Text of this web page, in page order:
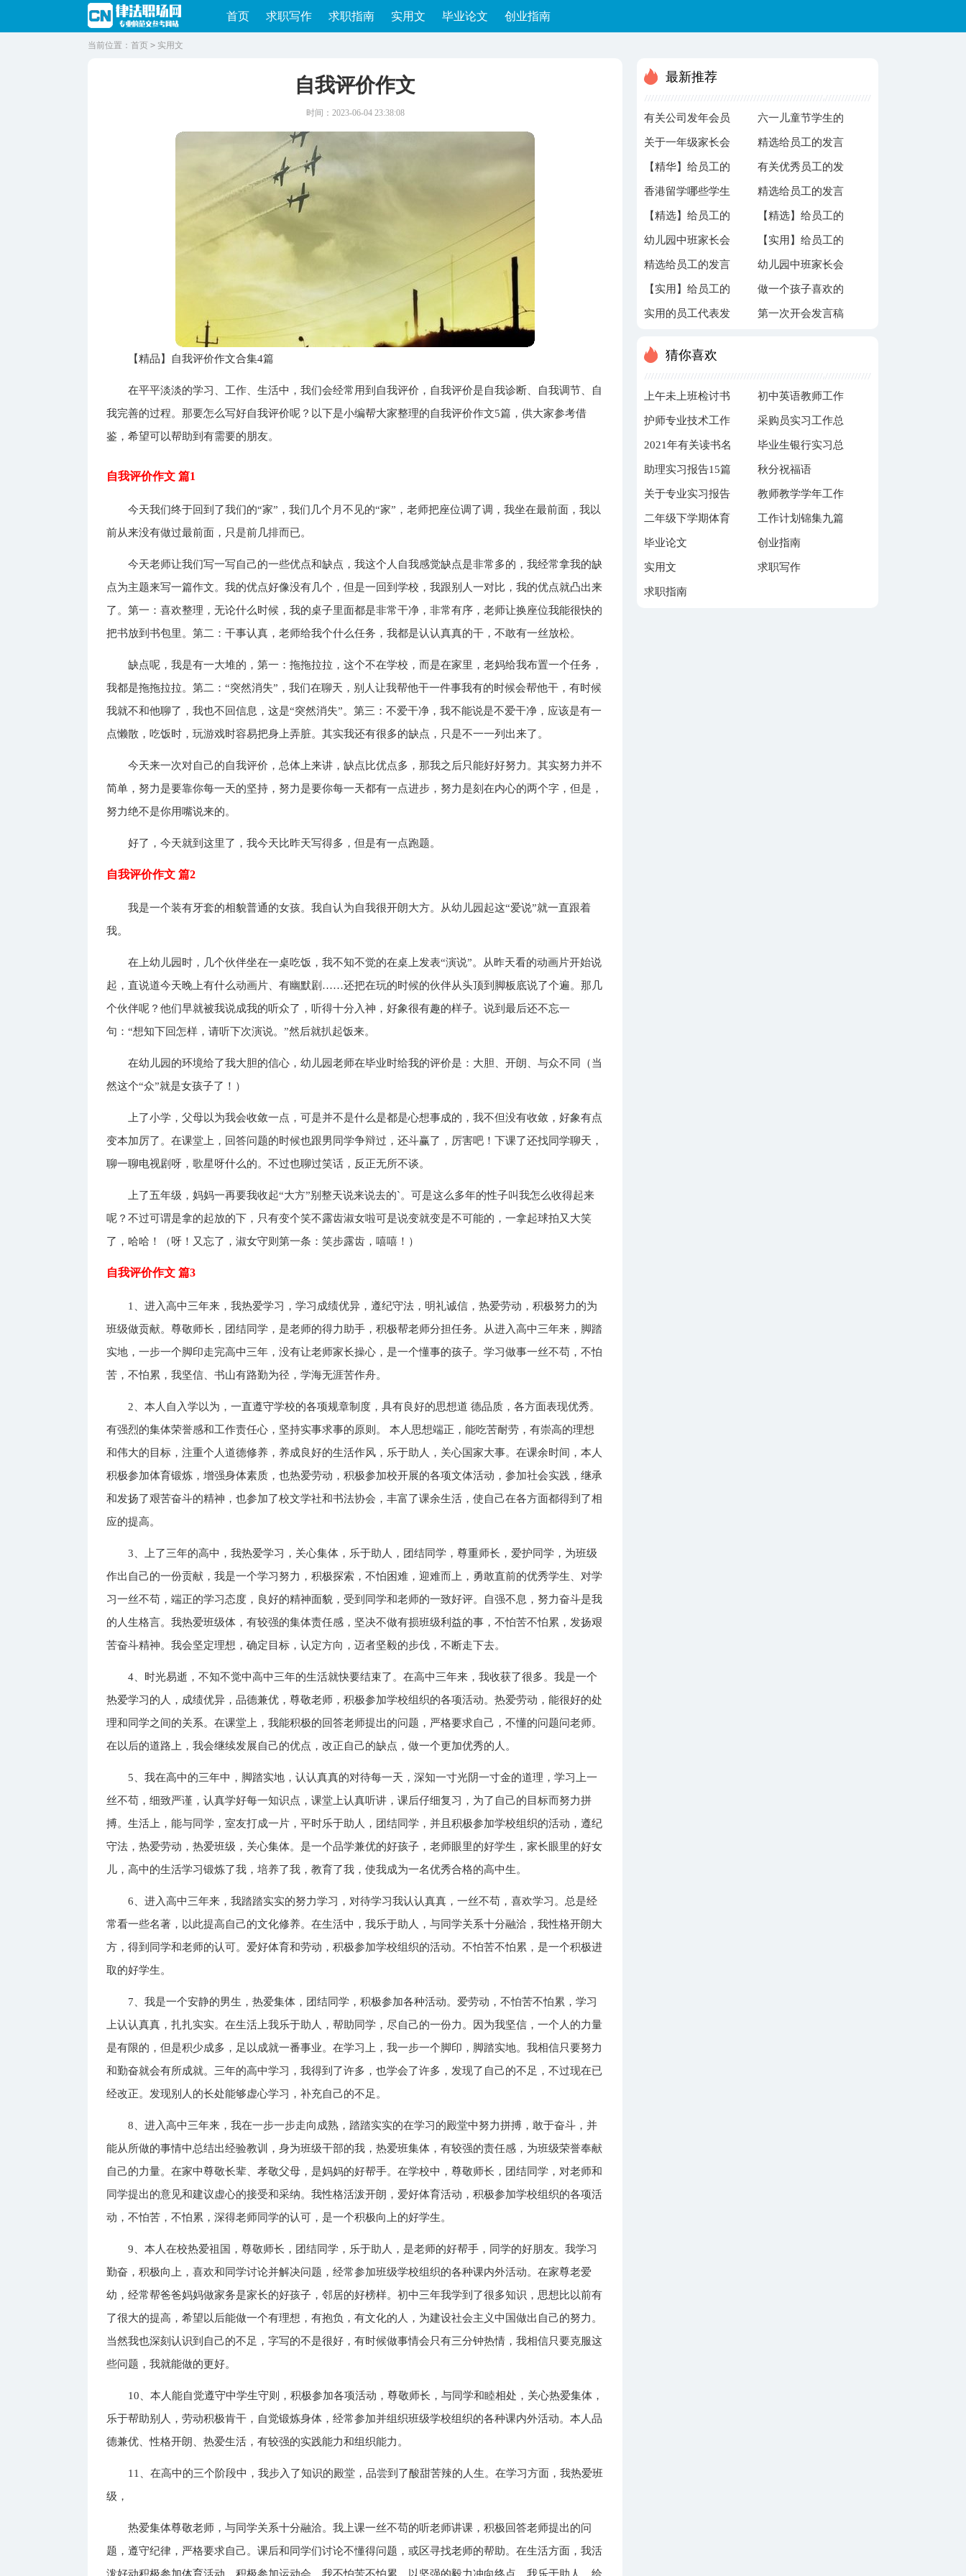
首页 求职写作 求职指南 实用文 毕业论文 创业指南
当前位置： 首页 > 实用文
自我评价作文
时间：2023-06-04 23:38:08
【精品】自我评价作文合集4篇
在平平淡淡的学习、工作、生活中，我们会经常用到自我评价，自我评价是自我诊断、自我调节、自
我完善的过程。那要怎么写好自我评价呢？以下是小编帮大家整理的自我评价作文5篇，供大家参考借
鉴，希望可以帮助到有需要的朋友。
自我评价作文 篇1
今天我们终于回到了我们的“家”，我们几个月不见的“家”，老师把座位调了调，我坐在最前面，我以
前从来没有做过最前面，只是前几排而已。
今天老师让我们写一写自己的一些优点和缺点，我这个人自我感觉缺点是非常多的，我经常拿我的缺
点为主题来写一篇作文。我的优点好像没有几个，但是一回到学校，我跟别人一对比，我的优点就凸出来
了。第一：喜欢整理，无论什么时候，我的桌子里面都是非常干净，非常有序，老师让换座位我能很快的
把书放到书包里。第二：干事认真，老师给我个什么任务，我都是认认真真的干，不敢有一丝放松。
缺点呢，我是有一大堆的，第一：拖拖拉拉，这个不在学校，而是在家里，老妈给我布置一个任务，
我都是拖拖拉拉。第二：“突然消失”，我们在聊天，别人让我帮他干一件事我有的时候会帮他干，有时候
我就不和他聊了，我也不回信息，这是“突然消失”。第三：不爱干净，我不能说是不爱干净，应该是有一
点懒散，吃饭时，玩游戏时容易把身上弄脏。其实我还有很多的缺点，只是不一一列出来了。
今天来一次对自己的自我评价，总体上来讲，缺点比优点多，那我之后只能好好努力。其实努力并不
简单，努力是要靠你每一天的坚持，努力是要你每一天都有一点进步，努力是刻在内心的两个字，但是，
努力绝不是你用嘴说来的。
好了，今天就到这里了，我今天比昨天写得多，但是有一点跑题。
自我评价作文 篇2
我是一个装有牙套的相貌普通的女孩。我自认为自我很开朗大方。从幼儿园起这“爱说”就一直跟着
我。
在上幼儿园时，几个伙伴坐在一桌吃饭，我不知不觉的在桌上发表“演说”。从昨天看的动画片开始说
起，直说道今天晚上有什么动画片、有幽默剧……还把在玩的时候的伙伴从头顶到脚板底说了个遍。那几
个伙伴呢？他们早就被我说成我的听众了，听得十分入神，好象很有趣的样子。说到最后还不忘一
句：“想知下回怎样，请听下次演说。”然后就扒起饭来。
在幼儿园的环境给了我大胆的信心，幼儿园老师在毕业时给我的评价是：大胆、开朗、与众不同（当
然这个“众”就是女孩子了！）
上了小学，父母以为我会收敛一点，可是并不是什么是都是心想事成的，我不但没有收敛，好象有点
变本加厉了。在课堂上，回答问题的时候也跟男同学争辩过，还斗赢了，厉害吧！下课了还找同学聊天，
聊一聊电视剧呀，歌星呀什么的。不过也聊过笑话，反正无所不谈。
上了五年级，妈妈一再要我收起“大方”别整天说来说去的`。可是这么多年的性子叫我怎么收得起来
呢？不过可谓是拿的起放的下，只有变个笑不露齿淑女啦可是说变就变是不可能的，一拿起球拍又大笑
了，哈哈！（呀！又忘了，淑女守则第一条：笑步露齿，嘻嘻！）
自我评价作文 篇3
1、进入高中三年来，我热爱学习，学习成绩优异，遵纪守法，明礼诚信，热爱劳动，积极努力的为
班级做贡献。尊敬师长，团结同学，是老师的得力助手，积极帮老师分担任务。从进入高中三年来，脚踏
实地，一步一个脚印走完高中三年，没有让老师家长操心，是一个懂事的孩子。学习做事一丝不苟，不怕
苦，不怕累，我坚信、书山有路勤为径，学海无涯苦作舟。
2、本人自入学以为，一直遵守学校的各项规章制度，具有良好的思想道 德品质，各方面表现优秀。
有强烈的集体荣誉感和工作责任心，坚持实事求事的原则。 本人思想端正，能吃苦耐劳，有崇高的理想
和伟大的目标，注重个人道德修养，养成良好的生活作风，乐于助人，关心国家大事。在课余时间，本人
积极参加体育锻炼，增强身体素质，也热爱劳动，积极参加校开展的各项文体活动，参加社会实践，继承
和发扬了艰苦奋斗的精神，也参加了校文学社和书法协会，丰富了课余生活，使自己在各方面都得到了相
应的提高。
3、上了三年的高中，我热爱学习，关心集体，乐于助人，团结同学，尊重师长，爱护同学，为班级
作出自己的一份贡献，我是一个学习努力，积极探索，不怕困难，迎难而上，勇敢直前的优秀学生、对学
习一丝不苟，端正的学习态度，良好的精神面貌，受到同学和老师的一致好评。自强不息，努力奋斗是我
的人生格言。我热爱班级体，有较强的集体责任感，坚决不做有损班级利益的事，不怕苦不怕累，发扬艰
苦奋斗精神。我会坚定理想，确定目标，认定方向，迈者坚毅的步伐，不断走下去。
4、时光易逝，不知不觉中高中三年的生活就快要结束了。在高中三年来，我收获了很多。我是一个
热爱学习的人，成绩优异，品德兼优，尊敬老师，积极参加学校组织的各项活动。热爱劳动，能很好的处
理和同学之间的关系。在课堂上，我能积极的回答老师提出的问题，严格要求自己，不懂的问题问老师。
在以后的道路上，我会继续发展自己的优点，改正自己的缺点，做一个更加优秀的人。
5、我在高中的三年中，脚踏实地，认认真真的对待每一天，深知一寸光阴一寸金的道理，学习上一
丝不苟，细致严谨，认真学好每一知识点，课堂上认真听讲，课后仔细复习，为了自己的目标而努力拼
搏。生活上，能与同学，室友打成一片，平时乐于助人，团结同学，并且积极参加学校组织的活动，遵纪
守法，热爱劳动，热爱班级，关心集体。是一个品学兼优的好孩子，老师眼里的好学生，家长眼里的好女
儿，高中的生活学习锻炼了我，培养了我，教育了我，使我成为一名优秀合格的高中生。
6、进入高中三年来，我踏踏实实的努力学习，对待学习我认认真真，一丝不苟，喜欢学习。总是经
常看一些名著，以此提高自己的文化修养。在生活中，我乐于助人，与同学关系十分融洽，我性格开朗大
方，得到同学和老师的认可。爱好体育和劳动，积极参加学校组织的活动。不怕苦不怕累，是一个积极进
取的好学生。
7、我是一个安静的男生，热爱集体，团结同学，积极参加各种活动。爱劳动，不怕苦不怕累，学习
上认认真真，扎扎实实。在生活上我乐于助人，帮助同学，尽自己的一份力。因为我坚信，一个人的力量
是有限的，但是积少成多，足以成就一番事业。在学习上，我一步一个脚印，脚踏实地。我相信只要努力
和勤奋就会有所成就。三年的高中学习，我得到了许多，也学会了许多，发现了自己的不足，不过现在已
经改正。发现别人的长处能够虚心学习，补充自己的不足。
8、进入高中三年来，我在一步一步走向成熟，踏踏实实的在学习的殿堂中努力拼搏，敢于奋斗，并
能从所做的事情中总结出经验教训，身为班级干部的我，热爱班集体，有较强的责任感，为班级荣誉奉献
自己的力量。在家中尊敬长辈、孝敬父母，是妈妈的好帮手。在学校中，尊敬师长，团结同学，对老师和
同学提出的意见和建议虚心的接受和采纳。我性格活泼开朗，爱好体育活动，积极参加学校组织的各项活
动，不怕苦，不怕累，深得老师同学的认可，是一个积极向上的好学生。
9、本人在校热爱祖国，尊敬师长，团结同学，乐于助人，是老师的好帮手，同学的好朋友。我学习
勤奋，积极向上，喜欢和同学讨论并解决问题，经常参加班级学校组织的各种课内外活动。在家尊老爱
幼，经常帮爸爸妈妈做家务是家长的好孩子，邻居的好榜样。初中三年我学到了很多知识，思想比以前有
了很大的提高，希望以后能做一个有理想，有抱负，有文化的人，为建设社会主义中国做出自己的努力。
当然我也深刻认识到自己的不足，字写的不是很好，有时候做事情会只有三分钟热情，我相信只要克服这
些问题，我就能做的更好。
10、本人能自觉遵守中学生守则，积极参加各项活动，尊敬师长，与同学和睦相处，关心热爱集体，
乐于帮助别人，劳动积极肯干，自觉锻炼身体，经常参加并组织班级学校组织的各种课内外活动。本人品
德兼优、性格开朗、热爱生活，有较强的实践能力和组织能力。
11、在高中的三个阶段中，我步入了知识的殿堂，品尝到了酸甜苦辣的人生。在学习方面，我热爱班
级，
热爱集体尊敬老师，与同学关系十分融洽。我上课一丝不苟的听老师讲课，积极回答老师提出的问
题，遵守纪律，严格要求自己。课后和同学们讨论不懂得问题，或区寻找老师的帮助。在生活方面，我活
最新推荐
有关公司发年会员
工发言稿合集10篇
六一儿童节学生的
发言稿
关于一年级家长会
家长发言稿范文
（精选3篇）
精选给员工的发言
稿锦集九篇
【精华】给员工的
发言稿锦集10篇
有关优秀员工的发
言稿合集八篇
香港留学哪些学生
更受大学青睐
精选给员工的发言
稿模板锦集7篇
【精选】给员工的
发言稿锦集8篇
【精选】给员工的
发言稿模板锦集9
篇
幼儿园中班家长会
教师发言稿
【实用】给员工的
发言稿模板合集五
篇
精选给员工的发言
稿模板锦集6篇
幼儿园中班家长会
发言稿范文
【实用】给员工的
发言稿模板合集8
做一个孩子喜欢的
幼儿教师发言稿
实用的员工代表发 第一次开会发言稿
猜你喜欢
上午未上班检讨书 初中英语教师工作
计划（精选5篇）
护师专业技术工作
总结三篇
采购员实习工作总
结
2021年有关读书名
言警句摘录98句
毕业生银行实习总
结
助理实习报告15篇 秋分祝福语
关于专业实习报告
模板集锦七篇
教师教学学年工作
总结8篇
二年级下学期体育
教学工作计划5篇
工作计划锦集九篇
毕业论文 创业指南
实用文 求职写作
求职指南